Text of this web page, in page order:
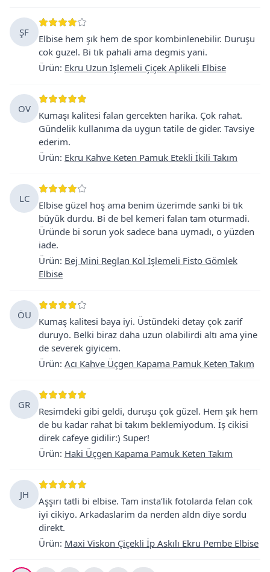
ŞF
Elbise hem şık hem de spor kombinlenebilir. Duruşu
cok guzel. Bi tık pahali ama degmis yani.
Ürün: Ekru Uzun İşlemeli Çiçek Aplikeli Elbise
OV
Kumaşı kalitesi falan gercekten harika. Çok rahat.
Gündelik kullanıma da uygun tatile de gider. Tavsiye
ederim.
Ürün: Ekru Kahve Keten Pamuk Etekli İkili Takım
LC
Elbise güzel hoş ama benim üzerimde sanki bi tık
büyük durdu. Bi de bel kemeri falan tam oturmadi.
Üründe bi sorun yok sadece bana uymadı, o yüzden
iade.
Ürün: Bej Mini Reglan Kol İşlemeli Fisto Gömlek
Elbise
ÖU
Kumaş kalitesi baya iyi. Üstündeki detay çok zarif
duruyo. Belki biraz daha uzun olabilirdi altı ama yine
de severek giyicem.
Ürün: Acı Kahve Üçgen Kapama Pamuk Keten Takım
GR
Resimdeki gibi geldi, duruşu çok güzel. Hem şık hem
de bu kadar rahat bi takım beklemiyodum. İş cikisi
direk cafeye gidilir:) Super!
Ürün: Haki Üçgen Kapama Pamuk Keten Takım
JH
Aşşırı tatli bi elbise. Tam insta’lik fotolarda felan cok
iyi cikiyo. Arkadaslarim da nerden aldn diye sordu
direkt.
Ürün: Maxi Viskon Çiçekli İp Askılı Ekru Pembe Elbise